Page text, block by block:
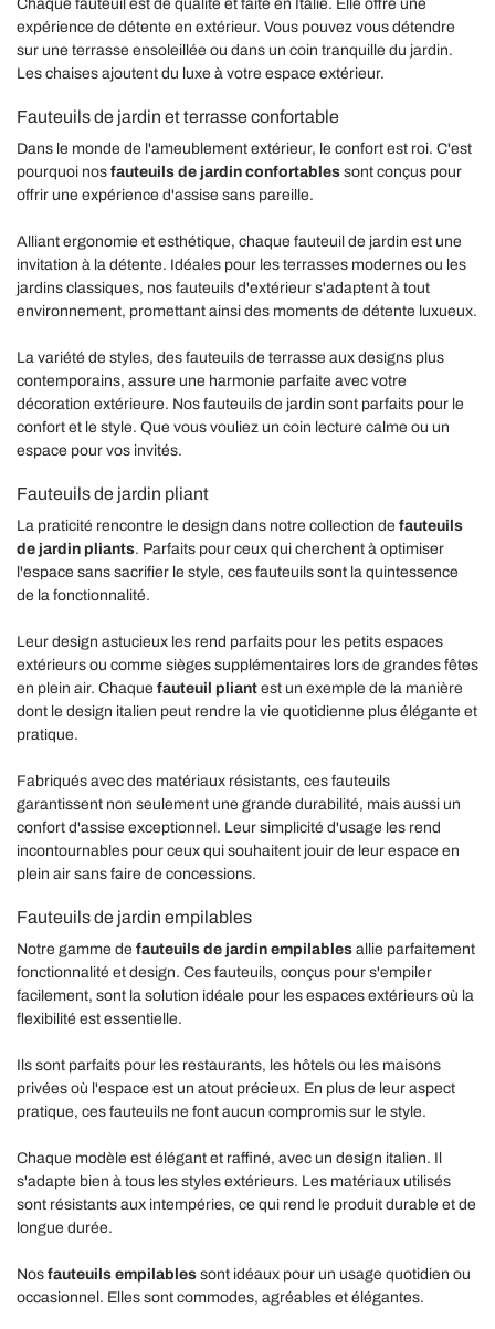
Chaque fauteuil est de qualité et faite en Italie. Elle offre une
expérience de détente en extérieur. Vous pouvez vous détendre
sur une terrasse ensoleillée ou dans un coin tranquille du jardin.
Les chaises ajoutent du luxe à votre espace extérieur.
Fauteuils de jardin et terrasse confortable
Dans le monde de l'ameublement extérieur, le confort est roi. C'est
pourquoi nos fauteuils de jardin confortables sont conçus pour
offrir une expérience d'assise sans pareille.
Alliant ergonomie et esthétique, chaque fauteuil de jardin est une
invitation à la détente. Idéales pour les terrasses modernes ou les
jardins classiques, nos fauteuils d'extérieur s'adaptent à tout
environnement, promettant ainsi des moments de détente luxueux.
La variété de styles, des fauteuils de terrasse aux designs plus
contemporains, assure une harmonie parfaite avec votre
décoration extérieure. Nos fauteuils de jardin sont parfaits pour le
confort et le style. Que vous vouliez un coin lecture calme ou un
espace pour vos invités.
Fauteuils de jardin pliant
La praticité rencontre le design dans notre collection de fauteuils
de jardin pliants. Parfaits pour ceux qui cherchent à optimiser
l'espace sans sacrifier le style, ces fauteuils sont la quintessence
de la fonctionnalité.
Leur design astucieux les rend parfaits pour les petits espaces
extérieurs ou comme sièges supplémentaires lors de grandes fêtes
en plein air. Chaque fauteuil pliant est un exemple de la manière
dont le design italien peut rendre la vie quotidienne plus élégante et
pratique.
Fabriqués avec des matériaux résistants, ces fauteuils
garantissent non seulement une grande durabilité, mais aussi un
confort d'assise exceptionnel. Leur simplicité d'usage les rend
incontournables pour ceux qui souhaitent jouir de leur espace en
plein air sans faire de concessions.
Fauteuils de jardin empilables
Notre gamme de fauteuils de jardin empilables allie parfaitement
fonctionnalité et design. Ces fauteuils, conçus pour s'empiler
facilement, sont la solution idéale pour les espaces extérieurs où la
flexibilité est essentielle.
Ils sont parfaits pour les restaurants, les hôtels ou les maisons
privées où l'espace est un atout précieux. En plus de leur aspect
pratique, ces fauteuils ne font aucun compromis sur le style.
Chaque modèle est élégant et raffiné, avec un design italien. Il
s'adapte bien à tous les styles extérieurs. Les matériaux utilisés
sont résistants aux intempéries, ce qui rend le produit durable et de
longue durée.
Nos fauteuils empilables sont idéaux pour un usage quotidien ou
occasionnel. Elles sont commodes, agréables et élégantes.